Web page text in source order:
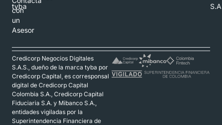
con
un
Asesor
tyba
Credicorp Negocios Digitales
S.A.S., dueño de la marca tyba por
Credicorp Capital, es corresponsal
digital de Credicorp Capital
Colombia S.A., Credicorp Capital
Fiduciaria S.A. y Mibanco S.A.,
entidades vigiladas por la
Superintendencia Financiera de